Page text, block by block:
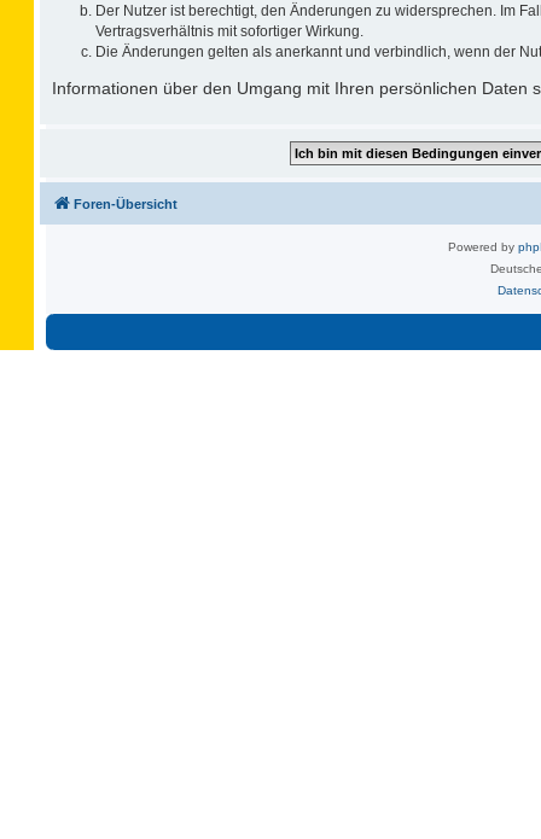
Der Nutzer ist berechtigt, den Änderungen zu widersprechen. Im
Vertragsverhältnis mit sofortiger Wirkung.
Die Änderungen gelten als anerkannt und verbindlich, wenn der
Informationen über den Umgang mit Ihren persönlichen Daten
Foren-Übersicht
Powered by